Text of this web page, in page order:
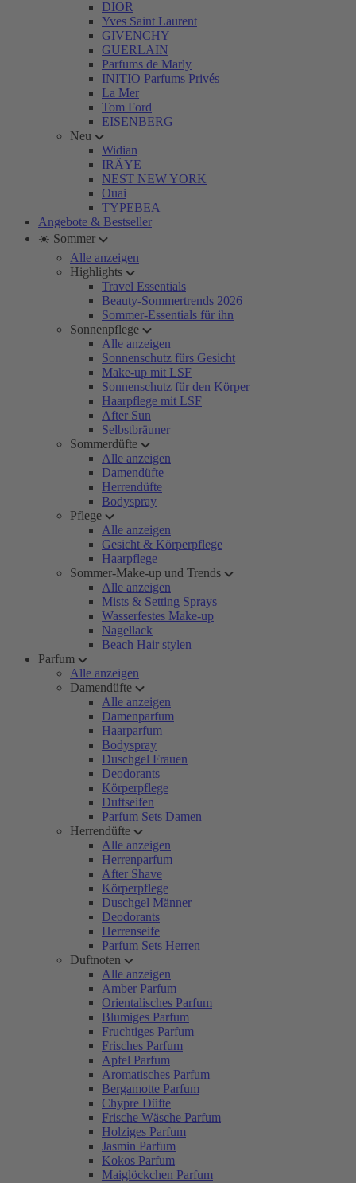
DIOR
Yves Saint Laurent
GIVENCHY
GUERLAIN
Parfums de Marly
INITIO Parfums Privés
La Mer
Tom Ford
EISENBERG
Neu
Widian
IRÄYE
NEST NEW YORK
Ouai
TYPEBEA
Angebote & Bestseller
☀️ Sommer
Alle anzeigen
Highlights
Travel Essentials
Beauty-Sommertrends 2026
Sommer-Essentials für ihn
Sonnenpflege
Alle anzeigen
Sonnenschutz fürs Gesicht
Make-up mit LSF
Sonnenschutz für den Körper
Haarpflege mit LSF
After Sun
Selbstbräuner
Sommerdüfte
Alle anzeigen
Damendüfte
Herrendüfte
Bodyspray
Pflege
Alle anzeigen
Gesicht & Körperpflege
Haarpflege
Sommer-Make-up und Trends
Alle anzeigen
Mists & Setting Sprays
Wasserfestes Make-up
Nagellack
Beach Hair stylen
Parfum
Alle anzeigen
Damendüfte
Alle anzeigen
Damenparfum
Haarparfum
Bodyspray
Duschgel Frauen
Deodorants
Körperpflege
Duftseifen
Parfum Sets Damen
Herrendüfte
Alle anzeigen
Herrenparfum
After Shave
Körperpflege
Duschgel Männer
Deodorants
Herrenseife
Parfum Sets Herren
Duftnoten
Alle anzeigen
Amber Parfum
Orientalisches Parfum
Blumiges Parfum
Fruchtiges Parfum
Frisches Parfum
Apfel Parfum
Aromatisches Parfum
Bergamotte Parfum
Chypre Düfte
Frische Wäsche Parfum
Holziges Parfum
Jasmin Parfum
Kokos Parfum
Maiglöckchen Parfum